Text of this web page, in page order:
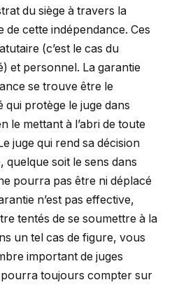
du siège à travers la
cette indépendance. Ces
(c’est le cas du
et personnel. La garantie
se trouve être le
qui protège le juge dans
le mettant à l’abri de toute
juge qui rend sa décision
quelque soit le sens dans
pourra pas être ni déplacé
n’est pas effective,
tentés de se soumettre à la
un tel cas de figure, vous
important de juges
pourra toujours compter sur